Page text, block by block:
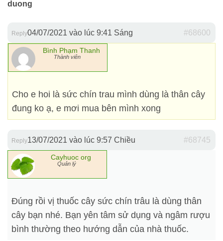
duong
04/07/2021 vào lúc 9:41 Sáng #68600
Reply
Bình Phạm Thanh
Thành viên
Cho e hoi là sức chín trau mình dùng là thân cây
đung ko ạ, e mơi mua bên mình xong
13/07/2021 vào lúc 9:57 Chiều #68745
Reply
Cayhuoc org
Quản lý
Đúng rồi vị thuốc cây sức chín trâu là dùng thân
cây bạn nhé. Bạn yên tâm sử dụng và ngâm rượu
bình thường theo hướng dẫn của nhà thuốc.